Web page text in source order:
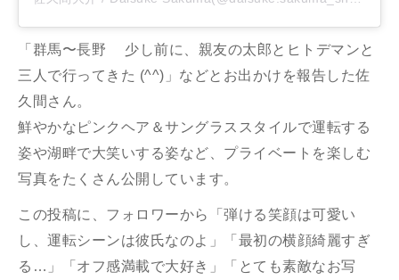
「群馬〜長野 少し前に、親友の太郎とヒトデマンと
三人で行ってきた (^^)」などとお出かけを報告した佐
久間さん。
鮮やかなピンクヘア＆サングラススタイルで運転する
姿や湖畔で大笑いする姿など、プライベートを楽しむ
写真をたくさん公開しています。
この投稿に、フォロワーから「弾ける笑顔は可愛い
し、運転シーンは彼氏なのよ」「最初の横顔綺麗すぎ
る…」「オフ感満載で大好き」「とても素敵なお写